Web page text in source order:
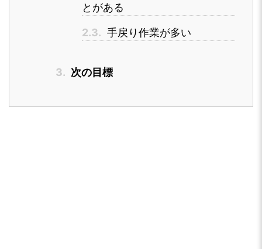
とがある
2.3. 手戻り作業が多い
3. 次の目標